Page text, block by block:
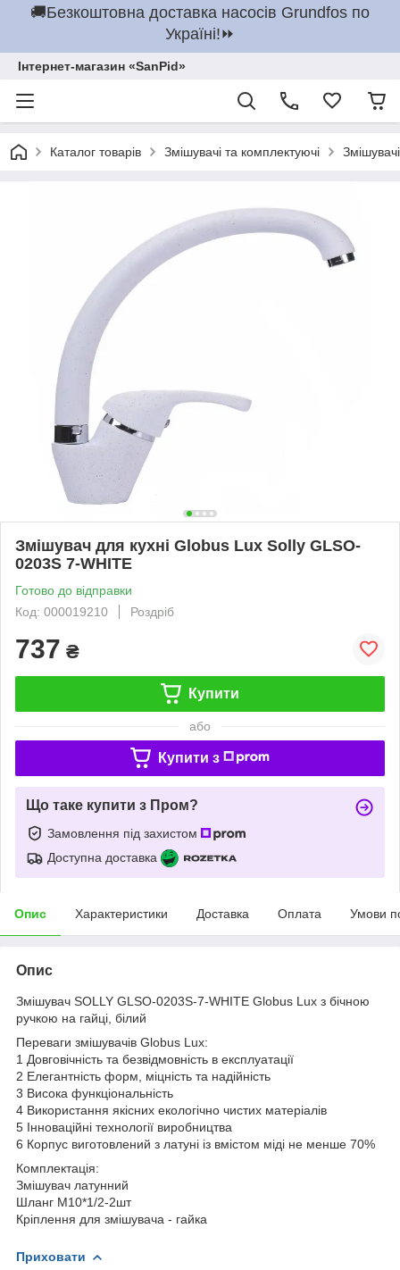
🚚Безкоштовна доставка насосів Grundfos по
Україні!⏩
Інтернет-магазин «SanPid»
Каталог товарів Змішувачі та комплектуючі Змішувачі
Змішувач для кухні Globus Lux Solly GLSO-
0203S 7-WHITE
Готово до відправки
Код: 000019210
Роздріб
737 ₴
Купити
або
Купити з
Що таке купити з Пром?
Замовлення під захистом
Доступна доставка
Опис Характеристики Доставка Оплата Умови
Опис
Змішувач SOLLY GLSO-0203S-7-WHITE Globus Lux з бічною
ручкою на гайці, білий
Переваги змішувачів Globus Lux:
1 Довговічність та безвідмовність в експлуатації
2 Елегантність форм, міцність та надійність
3 Висока функціональність
4 Використання якісних екологічно чистих матеріалів
5 Інноваційні технології виробництва
6 Корпус виготовлений з латуні із вмістом міді не менше 70%
Комплектація:
Змішувач латунний
Шланг М10*1/2-2шт
Кріплення для змішувача - гайка
Приховати